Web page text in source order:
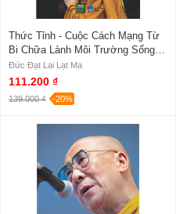
Thức Tỉnh - Cuộc Cách Mạng Từ
Bi Chữa Lành Môi Trường Sống
Theo Trí Tuệ Phật Giáo
Đức Đạt Lai Lạt Ma
111.200 ₫
139.000 ₫ -20%